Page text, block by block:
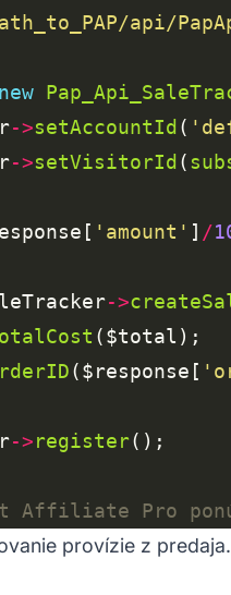
api/
new
->setAccountId(
->setVisitorId(
'amount' ] /
->
($response[
->register
provízie z predaja.